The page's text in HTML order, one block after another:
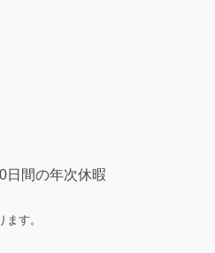
日間の年次休暇
す。